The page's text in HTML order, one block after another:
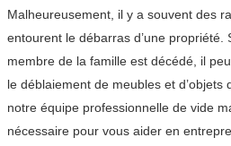
Malheureusement, il y a souvent des
entourent le débarras d’une propriété.
membre de la famille est décédé, il
le déblaiement de meubles et d’objets
notre équipe professionnelle de vide
nécessaire pour vous aider en